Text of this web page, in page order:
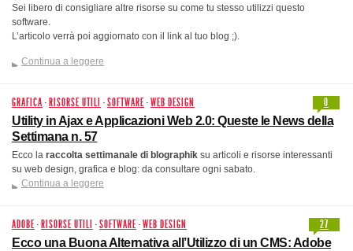
Sei libero di consigliare altre risorse su come tu stesso utilizzi questo
software.
L’articolo verrà poi aggiornato con il link al tuo blog ;).
Continua a leggere
GRAFICA · RISORSE UTILI ·SOFTWARE ·WEB DESIGN
0
Utility in Ajax e Applicazioni Web 2.0: Queste le News della
Settimana n. 57
Ecco la raccolta settimanale di blographik su articoli e risorse interessanti
su web design, grafica e blog: da consultare ogni sabato.
Continua a leggere
ADOBE · RISORSE UTILI ·SOFTWARE ·WEB DESIGN
27
Ecco una Buona Alternativa all’Utilizzo di un CMS: Adobe